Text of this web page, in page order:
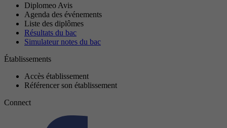
Diplomeo Avis
Agenda des événements
Liste des diplômes
Résultats du bac
Simulateur notes du bac
Établissements
Accès établissement
Référencer son établissement
Connect